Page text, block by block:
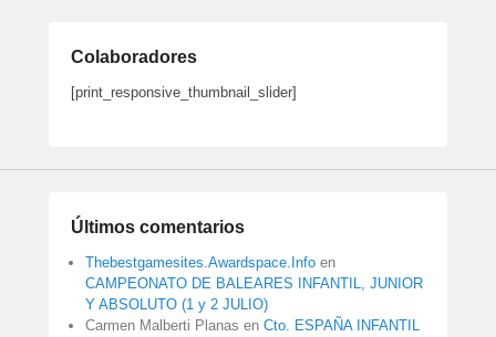
Colaboradores
[print_responsive_thumbnail_slider]
Últimos comentarios
Thebestgamesites.Awardspace.Info en
CAMPEONATO DE BALEARES INFANTIL, JUNIOR
Y ABSOLUTO (1 y 2 JULIO)
Carmen Malberti Planas en Cto. ESPAÑA INFANTIL